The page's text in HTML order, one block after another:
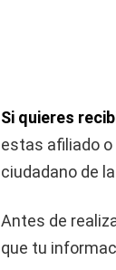
Si quieres
estas afiliado
ciudadano de
Antes de
que tu